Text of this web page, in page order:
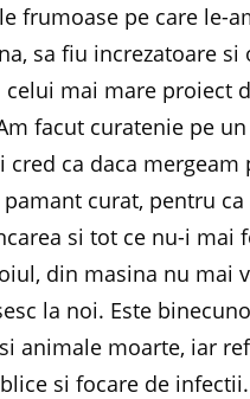
frumoase pe care le-
sa fiu increzatoare si
mai mare proiect
facut curatenie pe
ca daca mergeam
curat, pentru ca
si tot ce nu-i mai
din masina nu mai
la noi. Este
animale moarte, iar
si focare de